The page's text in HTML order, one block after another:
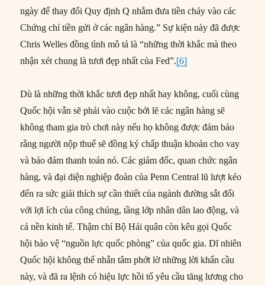
ngày để thay đổi Quy định Q nhằm đưa tiền chảy vào các
Chứng chỉ tiền gửi ở các ngân hàng.” Sự kiện này đã được
Chris Welles đồng tình mô tả là “những thời khắc mà theo
nhận xét chung là tươi đẹp nhất của Fed”.[6]
Dù là những thời khắc tươi đẹp nhất hay không, cuối cùng
Quốc hội vẫn sẽ phải vào cuộc bởi lẽ các ngân hàng sẽ
không tham gia trò chơi này nếu họ không được đảm bảo
rằng người nộp thuế sẽ đồng ký chấp thuận khoản cho vay
và bảo đảm thanh toán nó. Các giám đốc, quan chức ngân
hàng, và đại diện nghiệp đoàn của Penn Central lũ lượt kéo
đến ra sức giải thích sự cần thiết của ngành đường sắt đối
với lợi ích của công chúng, tầng lớp nhân dân lao động, và
cả nền kinh tế. Thậm chí Bộ Hải quân còn kêu gọi Quốc
hội bảo vệ “nguồn lực quốc phòng” của quốc gia. Dĩ nhiên
Quốc hội không thể nhẫn tâm phớt lờ những lời khẩn cầu
này, và đã ra lệnh có hiệu lực hồi tố yêu cầu tăng lương cho